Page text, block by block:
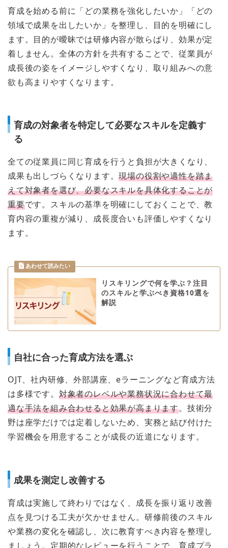
育成を始める前に「どの業務を強化したいか」「どの
領域で成果を出したいか」を整理し、目的を明確にし
ます。目的が曖昧では研修内容が散らばり、効果が定
着しません。全体の方針を共有することで、従業員が
成長後の姿をイメージしやすくなり、取り組みへの意
欲も高まりやすくなります。
育成の対象者を特定して必要なスキルを定義す
る
全ての従業員に同じ育成を行うと負担が大きくなり、
成果も出しづらくなります。現場の役割や適性を踏ま
えて対象者を選び、必要なスキルを具体化することが
重要です。スキルの基準を明確にしておくことで、教
育内容の重複が減り、成長度合いも評価しやすくなり
ます。
リスキリングで何を学ぶ？注目
のスキルと学ぶべき資格10選を
解説
自社に合った育成方法を選ぶ
OJT、社内研修、外部講座、eラーニングなど育成方法
は多様です。 対象者のレベルや業務状況に合わせて最
適な手法を組み合わせると効果が高まります。技術分
野は座学だけでは定着しないため、実務と結び付けた
学習機会を用意することが成長の近道になります。
成果を測定し改善する
育成は実施して終わりではなく、成長を振り返り改善
点を見つける工夫が欠かせません。研修前後のスキル
や業務の変化を確認し、次に教育すべき内容を整理し
ましょう。定期的なレビューを行うことで、育成プラ